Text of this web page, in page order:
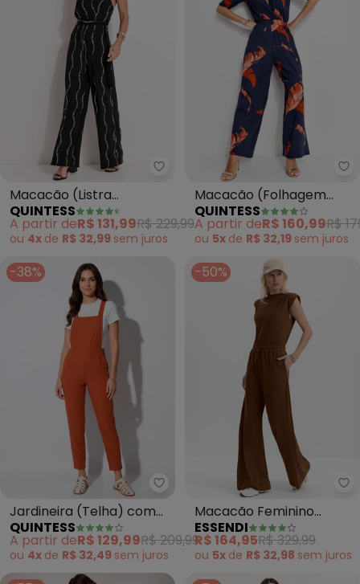
Quintess - Macacão (Listra
Macacão (Listra
Renovada) em Malha de
Viscose
QUINTESS
A partir deR$ 131,99R$ 229,99
ou 4x de R$ 32,99 sem juros
Macacão (Folhagem
Marinho) em Malha de
Viscose
QUINTESS
A partir deR$ 160,99R$
ou 5x de R$ 32,19 sem juros
-38%
Quintess - Jardineira (Telha)
Jardineira (Telha) com
Bolsos nas Laterais
QUINTESS
A partir deR$ 129,99R$ 209,99
ou 4x de R$ 32,49 sem juros
-50%
Macacão Feminino
Muscle em Moletinho
(Marrom)
ESSENDI
R$ 164,95R$ 329,99
ou 5x de R$ 32,98 sem juros